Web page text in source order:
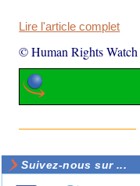
Lire l'article complet
© Human Rights Watch
Suivez-nous sur ...